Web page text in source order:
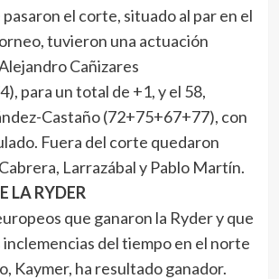
el corte, situado al par en el
tuvieron una actuación
Cañizares
para un total de +1, y el 58,
Castaño (72+75+67+77), con
Fuera del corte quedaron
Larrazábal y Pablo Martín.
LA RYDER
que ganaron la Ryder y que
inclemencias del tiempo en el norte
Kaymer, ha resultado ganador.